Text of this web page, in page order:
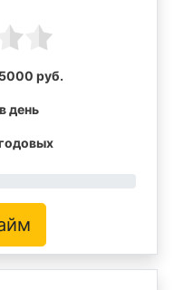
руб.
день